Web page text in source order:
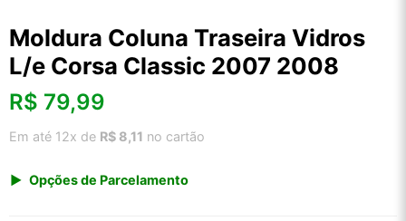
Moldura Coluna Traseira Vidros
L/e Corsa Classic 2007 2008
R$ 79,99
Em até 12x de R$ 8,11 no cartão
Opções de Parcelamento